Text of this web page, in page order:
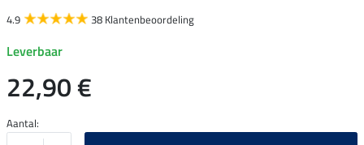
4.9 38 Klantenbeoordeling
Leverbaar
22,90 €
Aantal: